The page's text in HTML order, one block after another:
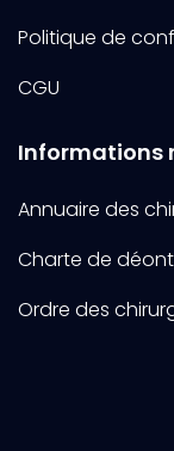
Politique de
CGU
Informations
Annuaire des
Charte de
Ordre des